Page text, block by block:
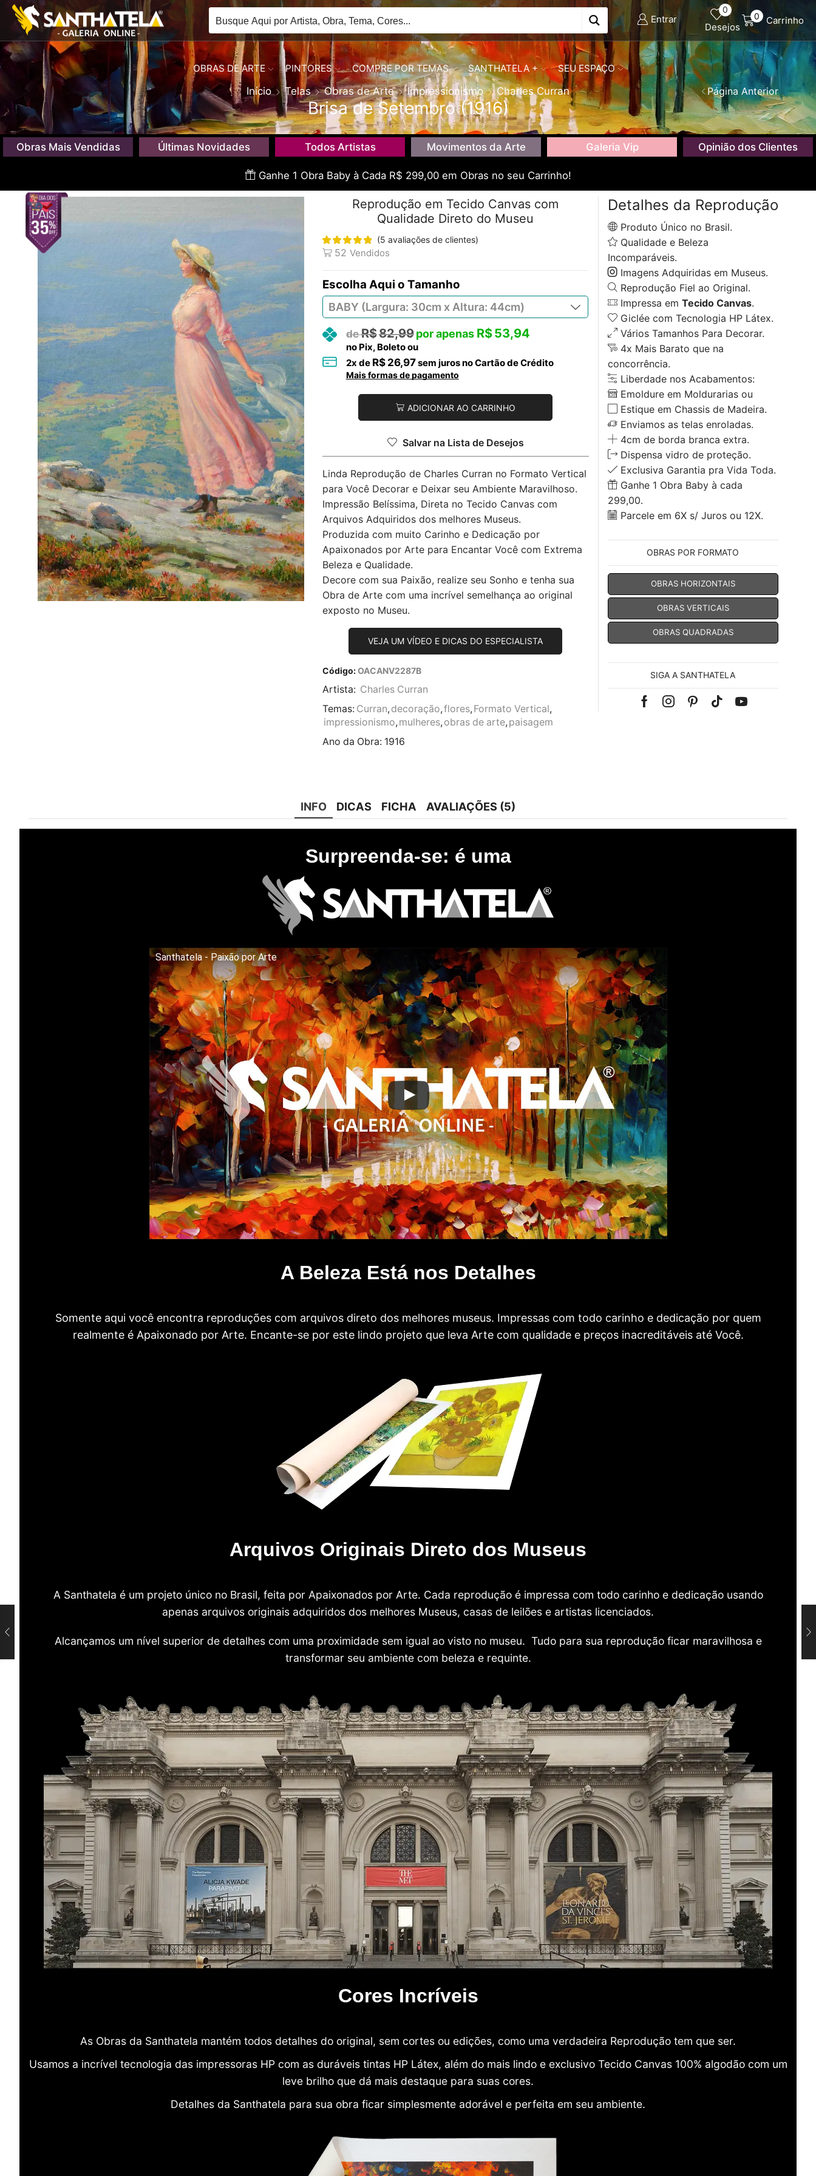
Entrar
0
Desejos
0 Carrinho
OBRAS DE ARTE PINTORES COMPRE POR TEMAS SANTHATELA + SEU ESPAÇO
Início Telas Obras de Arte Impressionismo Charles Curran
Brisa de Setembro (1916)
Página Anterior
Obras Mais Vendidas Últimas Novidades Todos Artistas Movimentos da Arte Galeria Vip Opinião dos Clientes
Ganhe 1 Obra Baby à Cada R$ 299,00 em Obras no seu Carrinho!
Reprodução em Tecido Canvas com
Qualidade Direto do Museu
(5 avaliações de clientes)
52 Vendidos
Tamanho
R$82,99 R$53,94
no Pix, Boleto ou
2x de R$ 26,97sem juros no Cartão de Crédito
Mais formas de pagamento
ADICIONAR AO CARRINHO
Salvar na Lista de Desejos
Linda Reprodução de Charles Curran no Formato Vertical
para Você Decorar e Deixar seu Ambiente Maravilhoso.
Impressão Belíssima, Direta no Tecido Canvas com
Arquivos Adquiridos dos melhores Museus.
Produzida com muito Carinho e Dedicação por
Apaixonados por Arte para Encantar Você com Extrema
Beleza e Qualidade.
Decore com sua Paixão, realize seu Sonho e tenha sua
Obra de Arte com uma incrível semelhança ao original
exposto no Museu.
VEJA UM VÍDEO E DICAS DO ESPECIALISTA
Código:OACANV2287B
Artista: Charles Curran
Temas: Curran, decoração,flores, Formato Vertical,
impressionismo, mulheres, obras de arte, paisagem
Ano da Obra: 1916
Detalhes da Reprodução
Produto Único no Brasil.
Qualidade e Beleza
Incomparáveis.
Imagens Adquiridas em Museus.
Reprodução Fiel ao Original.
Impressa em Tecido Canvas.
Giclée com Tecnologia HP Látex.
Vários Tamanhos Para Decorar.
4x Mais Barato que na
concorrência.
Liberdade nos Acabamentos:
Emoldure em Moldurarias ou
Estique em Chassis de Madeira.
Enviamos as telas enroladas.
4cm de borda branca extra.
Dispensa vidro de proteção.
Exclusiva Garantia pra Vida Toda.
Ganhe 1 Obra Baby à cada
299,00.
Parcele em 6X s/ Juros ou 12X.
OBRAS POR FORMATO
OBRAS HORIZONTAIS
OBRAS VERTICAIS
OBRAS QUADRADAS
SIGA A SANTHATELA
FacebookInstagramPinterest
Tik-Youtube
INFO DICAS FICHA AVALIAÇÕES (5)
Surpreenda-se: é uma
Santhatela - Paixão por Arte
A Beleza Está nos Detalhes
Somente aqui você encontra reproduções com arquivos direto dos melhores museus. Impressas com todo carinho e dedicação por quem
realmente é Apaixonado por Arte. Encante-se por este lindo projeto que leva Arte com qualidade e preços inacreditáveis até Você.
Arquivos Originais Direto dos Museus
A Santhatela é um projeto único no Brasil, feita por Apaixonados por Arte. Cada reprodução é impressa com todo carinho e dedicação usando
apenas arquivos originais adquiridos dos melhores Museus, casas de leilões e artistas licenciados.
Alcançamos um nível superior de detalhes com uma proximidade sem igual ao visto no museu. Tudo para sua reprodução ficar maravilhosa e
transformar seu ambiente com beleza e requinte.
Cores Incríveis
As Obras da Santhatela mantém todos detalhes do original, sem cortes ou edições, como uma verdadeira Reprodução tem que ser.
Usamos a incrível tecnologia das impressoras HP com as duráveis tintas HP Látex, além do mais lindo e exclusivo Tecido Canvas 100% algodão com um
leve brilho que dá mais destaque para suas cores.
Detalhes da Santhatela para sua obra ficar simplesmente adorável e perfeita em seu ambiente.